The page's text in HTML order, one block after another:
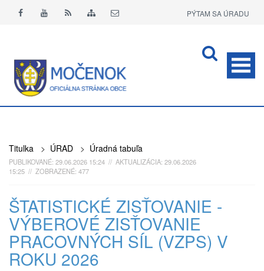
PÝTAM SA ÚRADU
Titulka > ÚRAD > Úradná tabuľa
PUBLIKOVANÉ: 29.06.2026 15:24 // AKTUALIZÁCIA: 29.06.2026
15:25 // ZOBRAZENÉ: 477
ŠTATISTICKÉ ZISŤOVANIE -
VÝBEROVÉ ZISŤOVANIE
PRACOVNÝCH SÍL (VZPS) V
ROKU 2026